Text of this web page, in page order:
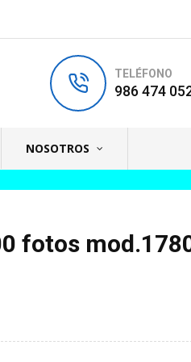
TELÉFONO
986 474
NOSOTROS
fotos